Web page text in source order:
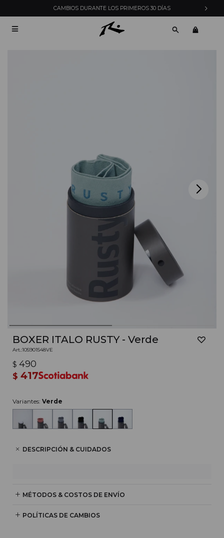
CAMBIOS DURANTE LOS PRIMEROS 30 DÍAS

BOXER ITALO RUSTY - Verde
105901548VE
$ 490
$ 417
Variantes: Verde
DESCRIPCIÓN & CUIDADOS
MÉTODOS & COSTOS DE ENVÍO
POLÍTICAS DE CAMBIOS